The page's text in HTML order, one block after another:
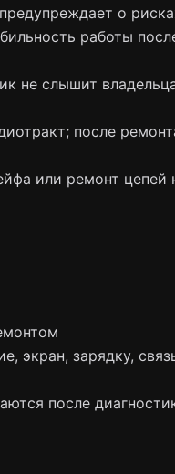
о
работы
не слышит
после
или ремонт цепей
экран, зарядку,
после